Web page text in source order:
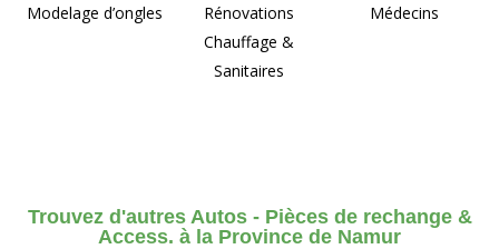
Modelage d’ongles
Rénovations
Chauffage &
Sanitaires
Médecins
Trouvez d'autres Autos - Pièces de rechange &
Access. à la Province de Namur